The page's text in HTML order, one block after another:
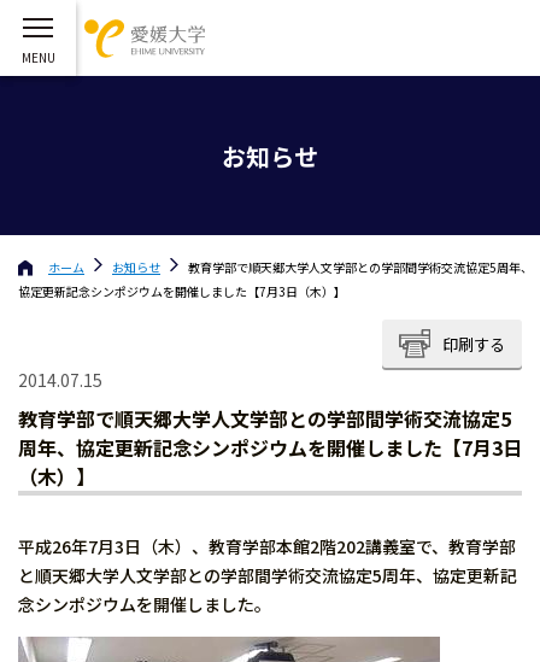
お知らせ
ホーム お知らせ
教育学部で順天郷大学人文学部との学部間学術交流協定5周年、
協定更新記念シンポジウムを開催しました【7月3日（木）】
印刷する
2014.07.15
教育学部で順天郷大学人文学部との学部間学術交流協定5
周年、協定更新記念シンポジウムを開催しました【7月3日
（木）】
平成26年7月3日（木）、教育学部本館2階202講義室で、教育学部
と順天郷大学人文学部との学部間学術交流協定5周年、協定更新記
念シンポジウムを開催しました。